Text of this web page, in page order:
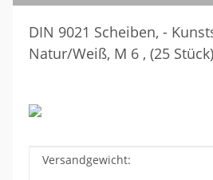
DIN 9021 Scheiben, -
Natur/Weiß, M 6 , (25 Stück)
Produkteigenschaft
Wert
Versandgewicht: